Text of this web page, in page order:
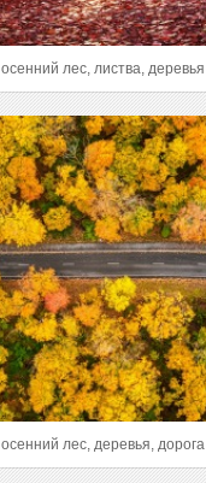
осенний лес, листва, деревья
осенний лес, деревья, дорога